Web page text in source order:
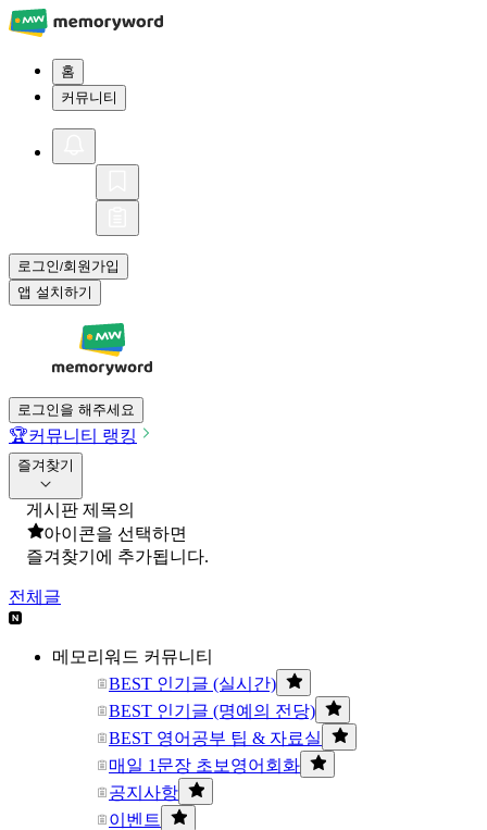
홈
커뮤니티
로그인/회원가입
앱 설치하기
로그인을 해주세요
🏆커뮤니티 랭킹
즐겨찾기
게시판 제목의
아이콘을 선택하면
즐겨찾기에 추가됩니다.
전체글
메모리워드 커뮤니티
BEST 인기글 (실시간)
BEST 인기글 (명예의 전당)
BEST 영어공부 팁 & 자료실
매일 1문장 초보영어회화
공지사항
이벤트